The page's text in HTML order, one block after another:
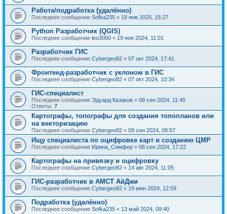
Работа/подработка (удалённо)
Последнее сообщение Sofka235 « 18 янв 2025, 15:27
Python Разработчик (QGIS)
Последнее сообщение leo3000 « 19 ноя 2024, 11:01
Разработчик ГИС
Последнее сообщение Cybergeo82 « 07 окт 2024, 17:41
Фронтенд-разработчик с уклоном в ГИС
Последнее сообщение Cybergeo82 « 07 окт 2024, 10:34
ГИС-специалист
Последнее сообщение Эдуард Казаков « 09 сен 2024, 11:45
Ответы: 7
Картографы, топографы для создания топопланов или
на векторизацию
Последнее сообщение Cybergeo82 « 09 сен 2024, 09:57
Ищу специалиста по оцифровке карт и созданию ЦМР
Последнее сообщение Ирина_Симфер « 06 сен 2024, 17:22
Картографы на привязку и оцифровку
Последнее сообщение Cybergeo82 « 14 авг 2024, 11:05
ГИС-разработчик в АМСТ АйДжи
Последнее сообщение Cybergeo82 « 19 июн 2024, 12:59
Подработка (удалённо)
Последнее сообщение Sofka235 « 13 май 2024, 09:40